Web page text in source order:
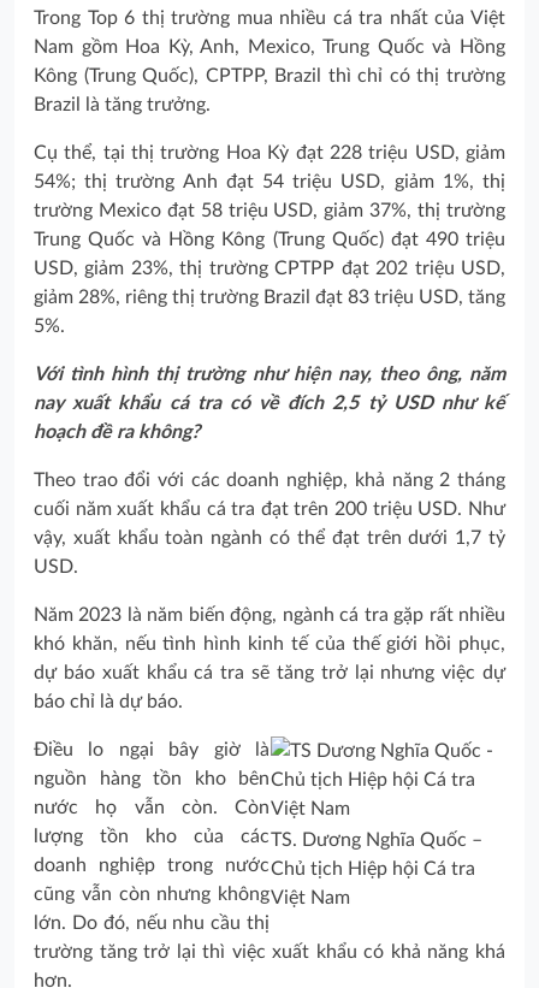
Trong Top 6 thị trường mua nhiều cá tra nhất của Việt
Nam gồm Hoa Kỳ, Anh, Mexico, Trung Quốc và Hồng
Kông (Trung Quốc), CPTPP, Brazil thì chỉ có thị trường
Brazil là tăng trưởng.
Cụ thể, tại thị trường Hoa Kỳ đạt 228 triệu USD, giảm
54%; thị trường Anh đạt 54 triệu USD, giảm 1%, thị
trường Mexico đạt 58 triệu USD, giảm 37%, thị trường
Trung Quốc và Hồng Kông (Trung Quốc) đạt 490 triệu
USD, giảm 23%, thị trường CPTPP đạt 202 triệu USD,
giảm 28%, riêng thị trường Brazil đạt 83 triệu USD, tăng
5%.
Với tình hình thị trường như hiện nay, theo ông, năm
nay xuất khẩu cá tra có về đích 2,5 tỷ USD như kế
hoạch đề ra không?
Theo trao đổi với các doanh nghiệp, khả năng 2 tháng
cuối năm xuất khẩu cá tra đạt trên 200 triệu USD. Như
vậy, xuất khẩu toàn ngành có thể đạt trên dưới 1,7 tỷ
USD.
Năm 2023 là năm biến động, ngành cá tra gặp rất nhiều
khó khăn, nếu tình hình kinh tế của thế giới hồi phục,
dự báo xuất khẩu cá tra sẽ tăng trở lại nhưng việc dự
báo chỉ là dự báo.
TS. Dương Nghĩa Quốc –
Chủ tịch Hiệp hội Cá tra
Việt Nam
Điều lo ngại bây giờ là
nguồn hàng tồn kho bên
nước họ vẫn còn. Còn
lượng tồn kho của các
doanh nghiệp trong nước
cũng vẫn còn nhưng không
lớn. Do đó, nếu nhu cầu thị
trường tăng trở lại thì việc xuất khẩu có khả năng khá
hơn.